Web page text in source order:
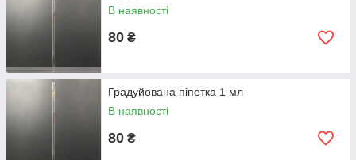
В наявності
80 ₴
Градуйована піпетка 1 мл
В наявності
80 ₴